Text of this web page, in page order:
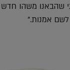
שהבאנו משהו חדש
לשם אמנות."